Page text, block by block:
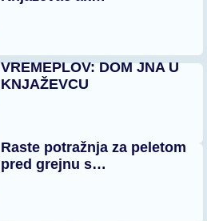
VREMEPLOV: DOM JNA U
KNJAŽEVCU
Raste potražnja za peletom
pred grejnu s…